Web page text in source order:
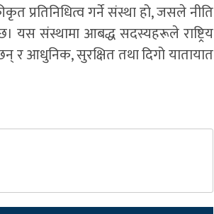
प्रतिनिधित्व गर्ने संस्था हो, जसले नीति
यस संस्थामा आबद्ध सदस्यहरूले राष्ट्रिय
र आधुनिक, सुरक्षित तथा दिगो यातायात